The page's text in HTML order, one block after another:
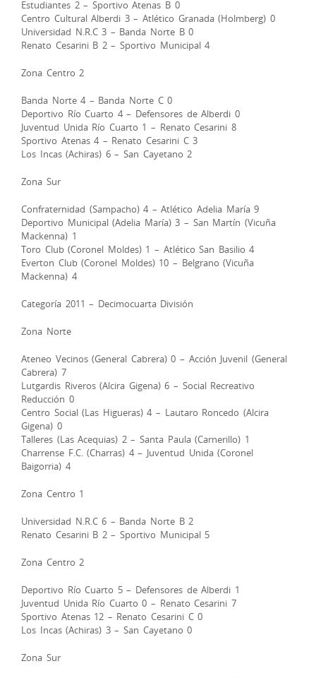
Estudiantes 2 – Sportivo Atenas B 0
Centro Cultural Alberdi 3 – Atlético Granada (Holmberg) 0
Universidad N.R.C 3 – Banda Norte B 0
Renato Cesarini B 2 – Sportivo Municipal 4
Zona Centro 2
Banda Norte 4 – Banda Norte C 0
Deportivo Río Cuarto 4 – Defensores de Alberdi 0
Juventud Unida Río Cuarto 1 – Renato Cesarini 8
Sportivo Atenas 4 – Renato Cesarini C 3
Los Incas (Achiras) 6 – San Cayetano 2
Zona Sur
Confraternidad (Sampacho) 4 – Atlético Adelia María 9
Deportivo Municipal (Adelia María) 3 – San Martín (Vicuña
Mackenna) 1
Toro Club (Coronel Moldes) 1 – Atlético San Basilio 4
Everton Club (Coronel Moldes) 10 – Belgrano (Vicuña
Mackenna) 4
Categoría 2011 – Decimocuarta División
Zona Norte
Ateneo Vecinos (General Cabrera) 0 – Acción Juvenil (General
Cabrera) 7
Lutgardis Riveros (Alcira Gigena) 6 – Social Recreativo
Reducción 0
Centro Social (Las Higueras) 4 – Lautaro Roncedo (Alcira
Gigena) 0
Talleres (Las Acequias) 2 – Santa Paula (Carnerillo) 1
Charrense F.C. (Charras) 4 – Juventud Unida (Coronel
Baigorria) 4
Zona Centro 1
Universidad N.R.C 6 – Banda Norte B 2
Renato Cesarini B 2 – Sportivo Municipal 5
Zona Centro 2
Deportivo Río Cuarto 5 – Defensores de Alberdi 1
Juventud Unida Río Cuarto 0 – Renato Cesarini 7
Sportivo Atenas 12 – Renato Cesarini C 0
Los Incas (Achiras) 3 – San Cayetano 0
Zona Sur